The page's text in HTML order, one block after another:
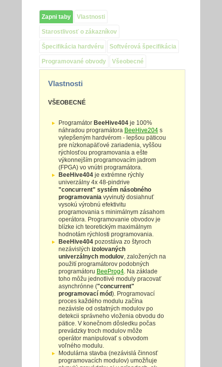
Zapni taby Vlastnosti
Starostlivosť o zákazníkov
Špecifikácia hardvéru Softvérová špecifikácia
Programované obvody Všeobecné
Vlastnosti
VŠEOBECNÉ
Programátor BeeHive404je 100%
náhradou programátora BeeHive204s
vylepšeným hardvérom - lepšou päticou
pre nízkonapäťové zariadenia, vyššou
rýchlosťou programovania a ešte
výkonnejším programovacím jadrom
(FPGA) vo vnútri programátora.
BeeHive404je extrémne rýchly
univerzálny 4x 48-pindrive
"concurrent" systém násobného
programovaniavyvinutý dosiahnuť
vysokú výrobnú efektivitu
programovania s minimálnym zásahom
operátora. Programovanie obvodov je
blízke ich teoretickým maximálnym
hodnotám rýchlosti programovania.
BeeHive404pozostáva zo štyroch
nezávislých izolovaných
univerzálnych modulov, založených na
použití programátorov podobných
programátoru BeeProg4. Na základe
toho môžu jednotlivé moduly pracovať
asynchrónne ("concurrent"
programovací mód). Programovací
proces každého modulu začína
nezávisle od ostatných modulov po
detekcii správneho vloženia obvodu do
pätice. V konečnom dôsledku počas
prevádzky troch modulov môže
operátor manipulovať s obvodom
voľného modulu.
Modulárna stavba (nezávislá činnosť
programovacích modulov) umožňuje